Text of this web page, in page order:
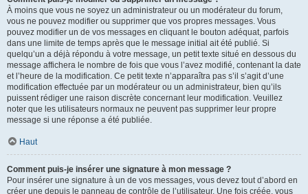
À moins que vous ne soyez un administrateur ou un modérateur du forum,
vous ne pouvez modifier ou supprimer que vos propres messages. Vous
pouvez modifier un de vos messages en cliquant le bouton adéquat, parfois
dans une limite de temps après que le message initial ait été publié. Si
quelqu’un a déjà répondu à votre message, un petit texte situé en dessous du
message affichera le nombre de fois que vous l’avez modifié, contenant la date
et l’heure de la modification. Ce petit texte n’apparaîtra pas s’il s’agit d’une
modification effectuée par un modérateur ou un administrateur, bien qu’ils
puissent rédiger une raison discrète concernant leur modification. Veuillez
noter que les utilisateurs normaux ne peuvent pas supprimer leur propre
message si une réponse a été publiée.
Haut
Comment puis-je insérer une signature à mon message ?
Pour insérer une signature à un de vos messages, vous devez tout d’abord en
créer une depuis le panneau de contrôle de l’utilisateur. Une fois créée, vous